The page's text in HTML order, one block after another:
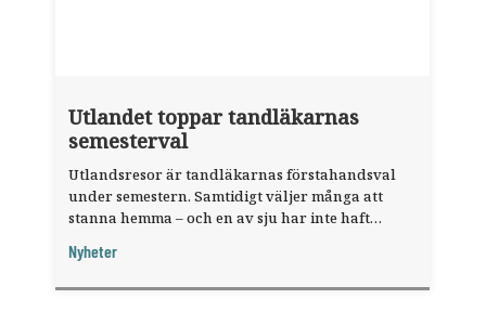
Utlandet toppar tandläkarnas
semesterval
Utlandsresor är tandläkarnas förstahandsval
under semestern. Samtidigt väljer många att
stanna hemma – och en av sju har inte haft
fråga".
Nyheter